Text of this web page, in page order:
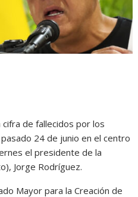
cifra de fallecidos por los
24 de junio en el centro
el presidente de la
Jorge Rodríguez.
Mayor para la Creación de